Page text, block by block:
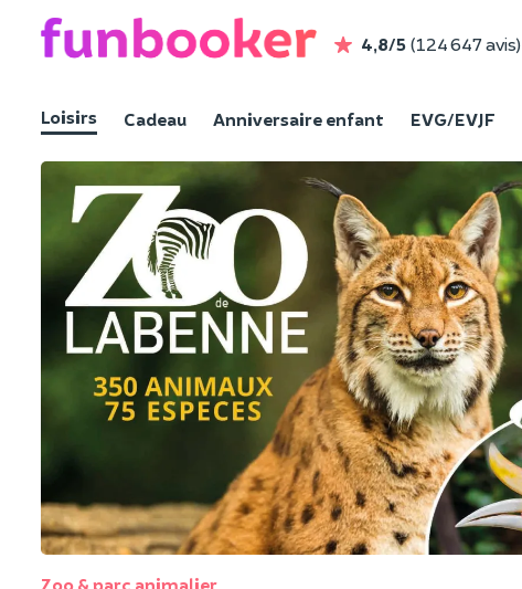
4,8/5 (124 647 avis)
Loisirs Cadeau Anniversaire enfant EVG/EVJF
Zoo & parc animalier